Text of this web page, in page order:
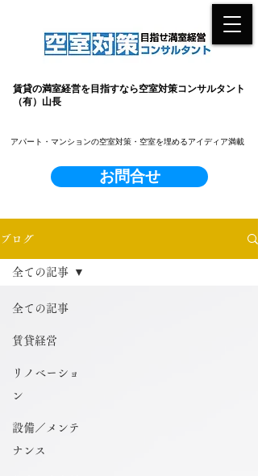
賃貸の満室経営を目指すなら空室対策コンサルタント
（有）山長
お問合せ
​アパート・マンションの空室対策・空室を埋めるアイディア満載
ブログ
全ての記事
賃貸経営
リノベーショ
ン
設備／メンテ
ナンス
全ての記事